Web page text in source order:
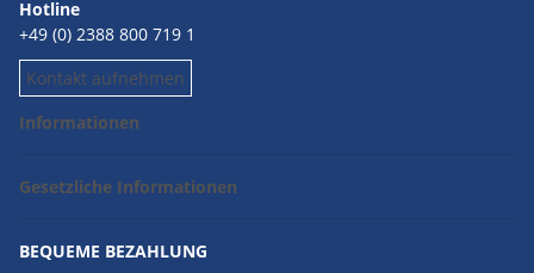
Hotline
+49 (0) 2388 800 719 1
Kontakt aufnehmen
Informationen
Gesetzliche Informationen
BEQUEME BEZAHLUNG